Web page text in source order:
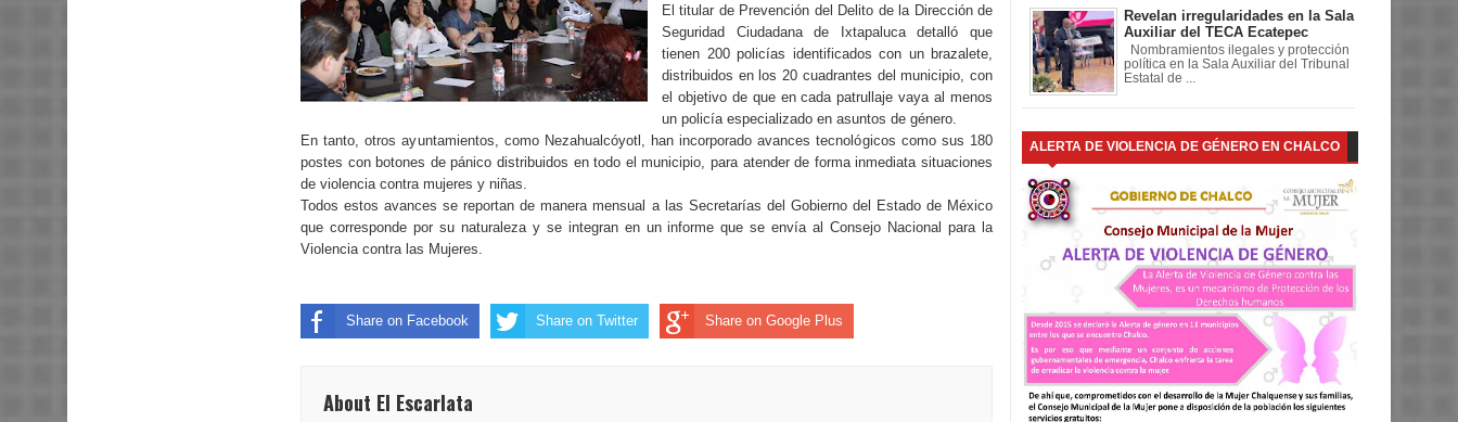
El titular de Prevención del Delito de la Dirección de
Seguridad Ciudadana de Ixtapaluca detalló que
tienen 200 policías identificados con un brazalete,
distribuidos en los 20 cuadrantes del municipio, con
el objetivo de que en cada patrullaje vaya al menos
un policía especializado en asuntos de género.
En tanto, otros ayuntamientos, como Nezahualcóyotl, han incorporado avances tecnológicos como sus 180
postes con botones de pánico distribuidos en todo el municipio, para atender de forma inmediata situaciones
de violencia contra mujeres y niñas.
Todos estos avances se reportan de manera mensual a las Secretarías del Gobierno del Estado de México
que corresponde por su naturaleza y se integran en un informe que se envía al Consejo Nacional para la
Violencia contra las Mujeres.
Share on Facebook Share on Twitter Share on Google Plus
About El Escarlata
Revelan irregularidades en la Sala
Auxiliar del TECA Ecatepec
Nombramientos ilegales y protección
política en la Sala Auxiliar del Tribunal
Estatal de ...
ALERTA DE VIOLENCIA DE GÉNERO EN CHALCO